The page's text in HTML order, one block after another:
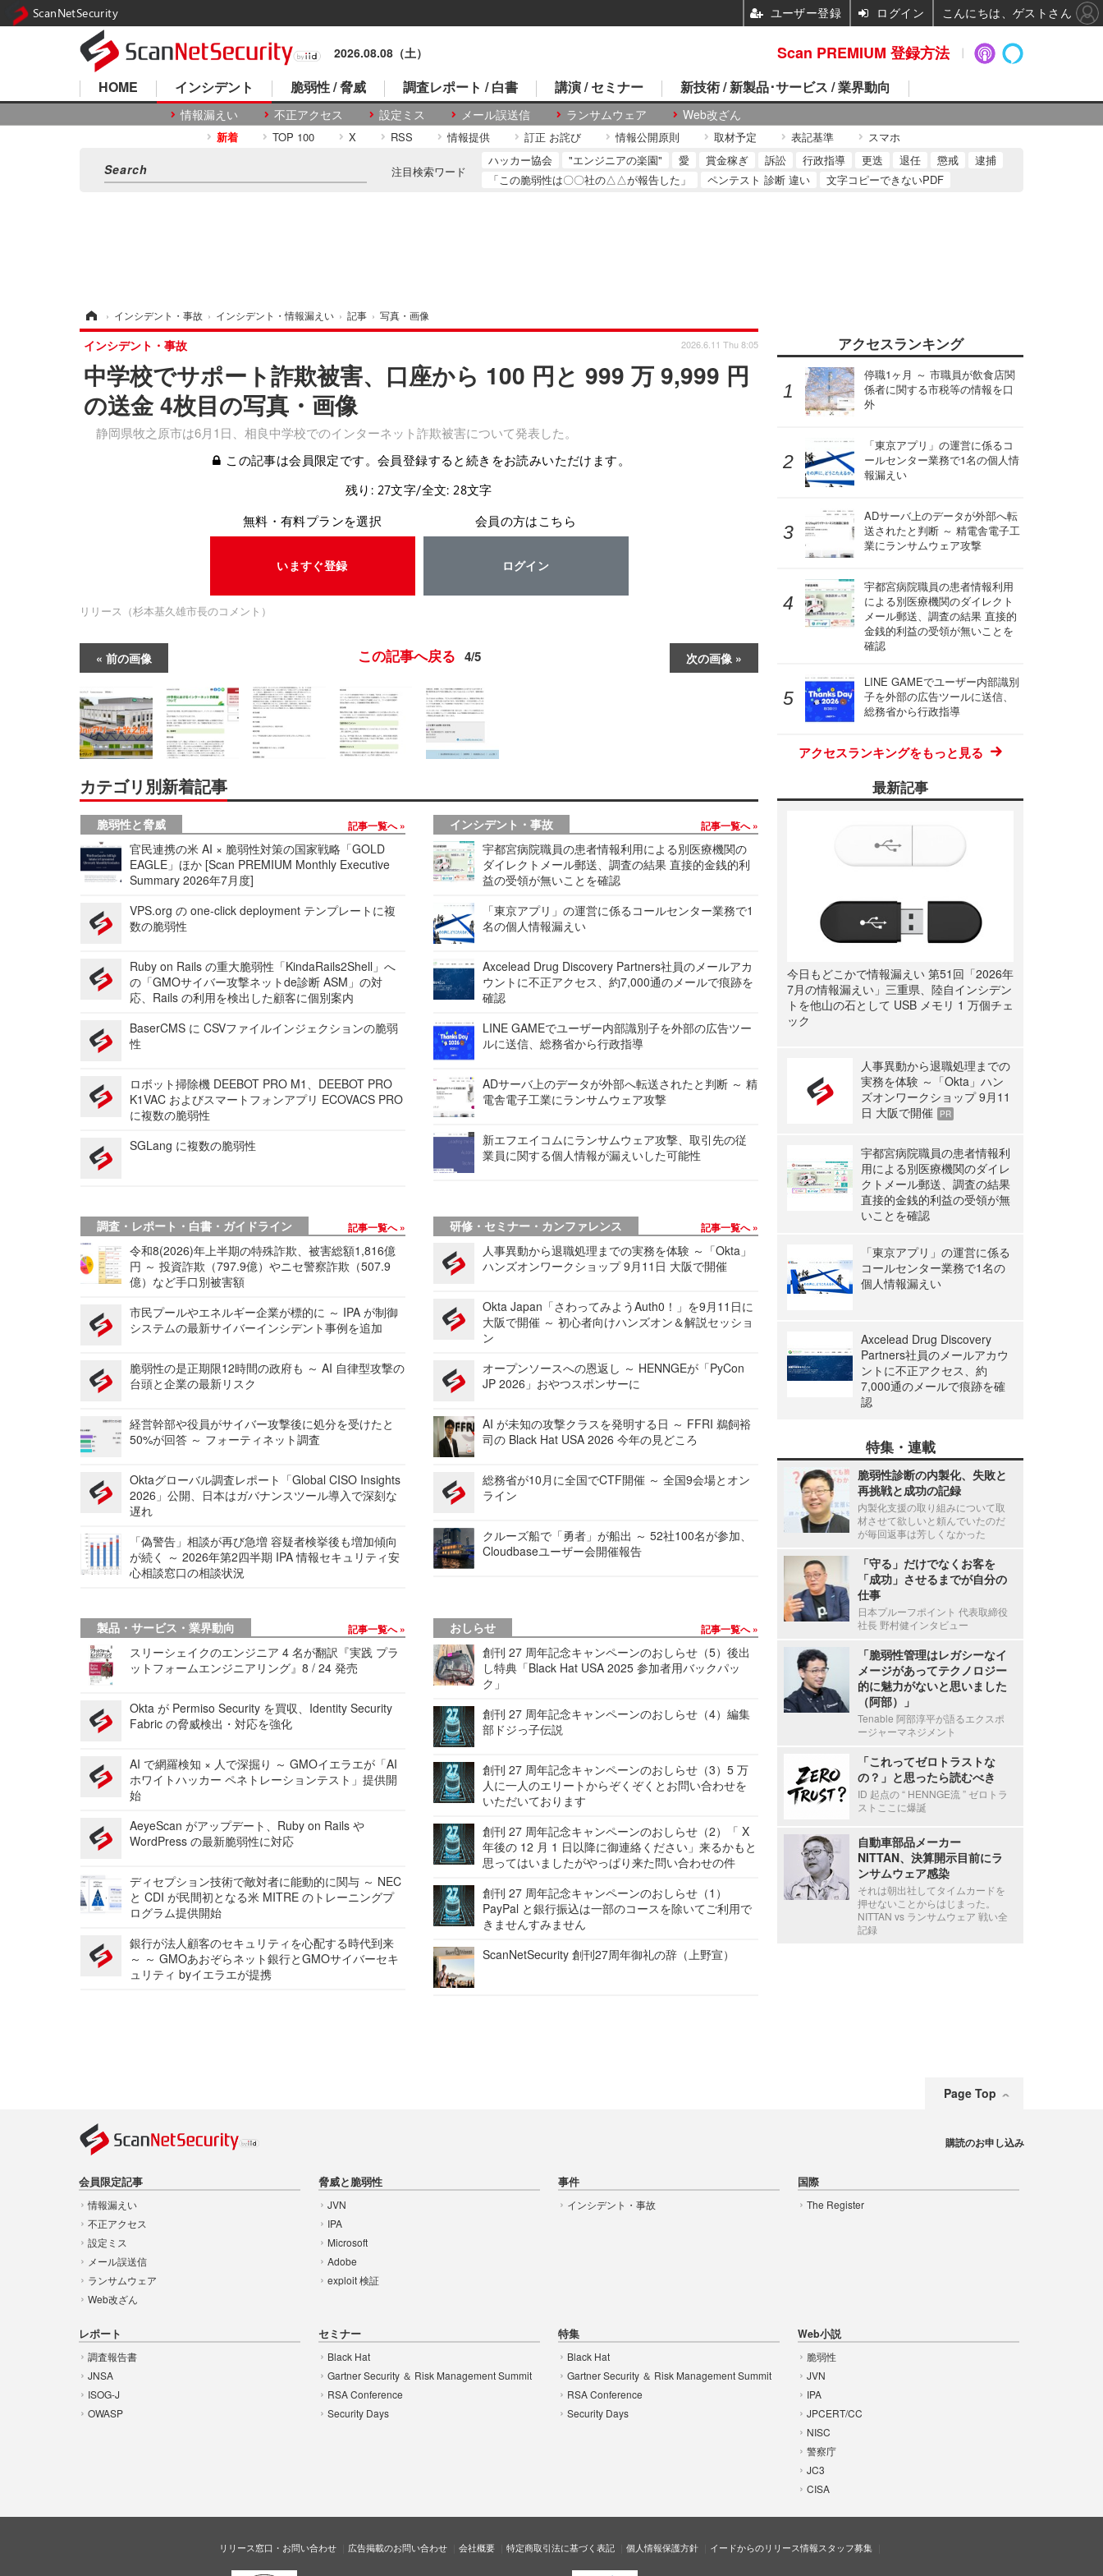
2026.08.08（土）
HOME インシデント
情報漏えい 不正アクセス 設定ミス メール誤送信 ランサムウェア Web改ざん
脆弱性 / 脅威 調査レポート / 白書 講演 / セミナー 新技術 / 新製品･サービス / 業界動向
新着 TOP 100 X RSS 情報提供 訂正 お詫び 情報公開原則 取材予定 表記基準 スマホ
注目検索ワード
ハッカー協会 "エンジニアの楽園" 愛 賞金稼ぎ 訴訟 行政指導 更迭 退任 懲戒
逮捕
「この脆弱性は〇〇社の△△が報告した」
ペンテスト 診断 違い 文字コピーできないPDF
› インシデント・事故 › インシデント・情報漏えい › 記事 › 写真・画像
中学校でサポート詐欺被害、口座から 100 円と 999 万 9,999 円
の送金 4枚目の写真・画像
静岡県牧之原市は6月1日、相良中学校でのインターネット詐欺被害について発表した。
インシデント・事故 2026.6.11 Thu 8:05
この記事は会員限定です。会員登録すると続きをお読みいただけます。
残り: 27文字/全文: 28文字
無料・有料プランを選択
いますぐ登録
会員の方はこちら
ログイン
リリース（杉本基久雄市長のコメント）
前の画像 次の画像
この記事へ戻る 4/5
カテゴリ別新着記事
脆弱性と脅威 記事一覧へ
官民連携の米 AI × 脆弱性対策の国家戦略「GOLD
EAGLE」ほか [Scan PREMIUM Monthly Executive
Summary 2026年7月度]
VPS.org の one-click deployment テンプレートに複
数の脆弱性
Ruby on Rails の重大脆弱性「KindaRails2Shell」へ
の「GMOサイバー攻撃ネットde診断 ASM」の対
応、Rails の利用を検出した顧客に個別案内
BaserCMS に CSVファイルインジェクションの脆弱
性
ロボット掃除機 DEEBOT PRO M1、DEEBOT PRO
K1VAC およびスマートフォンアプリ ECOVACS PRO
に複数の脆弱性
SGLang に複数の脆弱性
インシデント・事故 記事一覧へ
宇都宮病院職員の患者情報利用による別医療機関の
ダイレクトメール郵送、調査の結果 直接的金銭的利
益の受領が無いことを確認
「東京アプリ」の運営に係るコールセンター業務で1
名の個人情報漏えい
Axcelead Drug Discovery Partners社員のメールアカ
ウントに不正アクセス、約7,000通のメールで痕跡を
確認
LINE GAMEでユーザー内部識別子を外部の広告ツー
ルに送信、総務省から行政指導
ADサーバ上のデータが外部へ転送されたと判断 ～ 精
電舎電子工業にランサムウェア攻撃
新エフエイコムにランサムウェア攻撃、取引先の従
業員に関する個人情報が漏えいした可能性
調査・レポート・白書・ガイドライン 記事一覧へ
令和8(2026)年上半期の特殊詐欺、被害総額1,816億
円 ～ 投資詐欺（797.9億）やニセ警察詐欺（507.9
億）など手口別被害額
市民プールやエネルギー企業が標的に ～ IPA が制御
システムの最新サイバーインシデント事例を追加
脆弱性の是正期限12時間の政府も ～ AI 自律型攻撃の
台頭と企業の最新リスク
経営幹部や役員がサイバー攻撃後に処分を受けたと
50%が回答 ～ フォーティネット調査
Oktaグローバル調査レポート「Global CISO Insights
2026」公開、日本はガバナンスツール導入で深刻な
遅れ
「偽警告」相談が再び急増 容疑者検挙後も増加傾向
が続く ～ 2026年第2四半期 IPA 情報セキュリティ安
心相談窓口の相談状況
研修・セミナー・カンファレンス 記事一覧へ
人事異動から退職処理までの実務を体験 ～「Okta」
ハンズオンワークショップ 9月11日 大阪で開催
Okta Japan「さわってみようAuth0！」を9月11日に
大阪で開催 ～ 初心者向けハンズオン＆解説セッショ
ン
オープンソースへの恩返し ～ HENNGEが「PyCon
JP 2026」おやつスポンサーに
AI が未知の攻撃クラスを発明する日 ～ FFRI 鵜飼裕
司の Black Hat USA 2026 今年の見どころ
総務省が10月に全国でCTF開催 ～ 全国9会場とオン
ライン
クルーズ船で「勇者」が船出 ～ 52社100名が参加、
Cloudbaseユーザー会開催報告
製品・サービス・業界動向 記事一覧へ
スリーシェイクのエンジニア 4 名が翻訳『実践 プラ
ットフォームエンジニアリング』8 / 24 発売
Okta が Permiso Security を買収、Identity Security
Fabric の脅威検出・対応を強化
AI で網羅検知 × 人で深掘り ～ GMOイエラエが「AI
ホワイトハッカー ペネトレーションテスト」提供開
始
AeyeScan がアップデート、Ruby on Rails や
WordPress の最新脆弱性に対応
ディセプション技術で敵対者に能動的に関与 ～ NEC
と CDI が民間初となる米 MITRE のトレーニングプ
ログラム提供開始
銀行が法人顧客のセキュリティを心配する時代到来
～ ～ GMOあおぞらネット銀行とGMOサイバーセキ
ュリティ byイエラエが提携
おしらせ 記事一覧へ
創刊 27 周年記念キャンペーンのおしらせ（5）後出
し特典「Black Hat USA 2025 参加者用バックパッ
ク」
創刊 27 周年記念キャンペーンのおしらせ（4）編集
部ドジっ子伝説
創刊 27 周年記念キャンペーンのおしらせ（3）5 万
人に一人のエリートからぞくぞくとお問い合わせを
いただいております
創刊 27 周年記念キャンペーンのおしらせ（2）「 X
年後の 12 月 1 日以降に御連絡ください」来るかもと
思ってはいましたがやっぱり来た問い合わせの件
創刊 27 周年記念キャンペーンのおしらせ（1）
PayPal と銀行振込は一部のコースを除いてご利用で
きませんすみません
ScanNetSecurity 創刊27周年御礼の辞（上野宣）
アクセスランキング
停職1ヶ月 ～ 市職員が飲食店関
係者に関する市税等の情報を口
外
「東京アプリ」の運営に係るコ
ールセンター業務で1名の個人情
報漏えい
ADサーバ上のデータが外部へ転
送されたと判断 ～ 精電舎電子工
業にランサムウェア攻撃
宇都宮病院職員の患者情報利用
による別医療機関のダイレクト
メール郵送、調査の結果 直接的
金銭的利益の受領が無いことを
確認
LINE GAMEでユーザー内部識別
子を外部の広告ツールに送信、
総務省から行政指導
アクセスランキングをもっと見る
最新記事
今日もどこかで情報漏えい 第51回「2026年
7月の情報漏えい」三重県、陸自インシデン
トを他山の石として USB メモリ 1 万個チェ
ック
人事異動から退職処理までの
実務を体験 ～「Okta」ハン
ズオンワークショップ 9月11
日 大阪で開催
PR
宇都宮病院職員の患者情報利
用による別医療機関のダイレ
クトメール郵送、調査の結果
直接的金銭的利益の受領が無
いことを確認
「東京アプリ」の運営に係る
コールセンター業務で1名の
個人情報漏えい
Axcelead Drug Discovery
Partners社員のメールアカウ
ントに不正アクセス、約
7,000通のメールで痕跡を確
認
特集・連載
脆弱性診断の内製化、失敗と
再挑戦と成功の記録
内製化支援の取り組みについて取
材させて欲しいと頼んでいたのだ
が毎回返事は芳しくなかった
「守る」だけでなくお客を
「成功」させるまでが自分の
仕事
日本プルーフポイント 代表取締役
社長 野村健インタビュー
「脆弱性管理はレガシーなイ
メージがあってテクノロジー
的に魅力がないと思いました
（阿部）」
Tenable 阿部淳平が語るエクスポ
ージャーマネジメント
「これってゼロトラストな
の？」と思ったら読むべき
ID 起点の “ HENNGE流 ” ゼロトラ
ストここに爆誕
自動車部品メーカー
NITTAN、決算開示目前にラ
ンサムウェア感染
それは朝出社してタイムカードを
押せないことからはじまった。
NITTAN vs ランサムウェア 戦い全
記録
Page Top
会員限定記事
情報漏えい
不正アクセス
設定ミス
メール誤送信
ランサムウェア
Web改ざん
脅威と脆弱性
JVN
IPA
Microsoft
Adobe
exploit 検証
事件
インシデント・事故
国際
The Register
レポート
調査報告書
JNSA
ISOG-J
OWASP
セミナー
Black Hat
Gartner Security ＆ Risk Management Summit
RSA Conference
Security Days
特集
Black Hat
Gartner Security ＆ Risk Management Summit
RSA Conference
Security Days
Web小説
脆弱性
JVN
IPA
JPCERT/CC
NISC
警察庁
JC3
CISA
購読のお申し込み
リリース窓口・お問い合わせ 広告掲載のお問い合わせ 会社概要 特定商取引法に基づく表記 個人情報保護方針 イードからのリリース情報スタッフ募集
Scan PREMIUM 登録方法
ScanNetSecurity ユーザー登録 ログイン こんにちは、ゲストさん